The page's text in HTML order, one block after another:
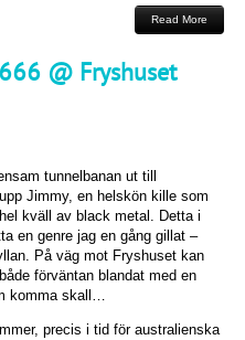
Read More
@ Fryshuset
tunnelbanan ut till
Jimmy, en helskön kille som
kväll av black metal. Detta i
en genre jag en gång gillat –
På väg mot Fryshuset kan
förväntan blandat med en
komma skall…
precis i tid för australienska